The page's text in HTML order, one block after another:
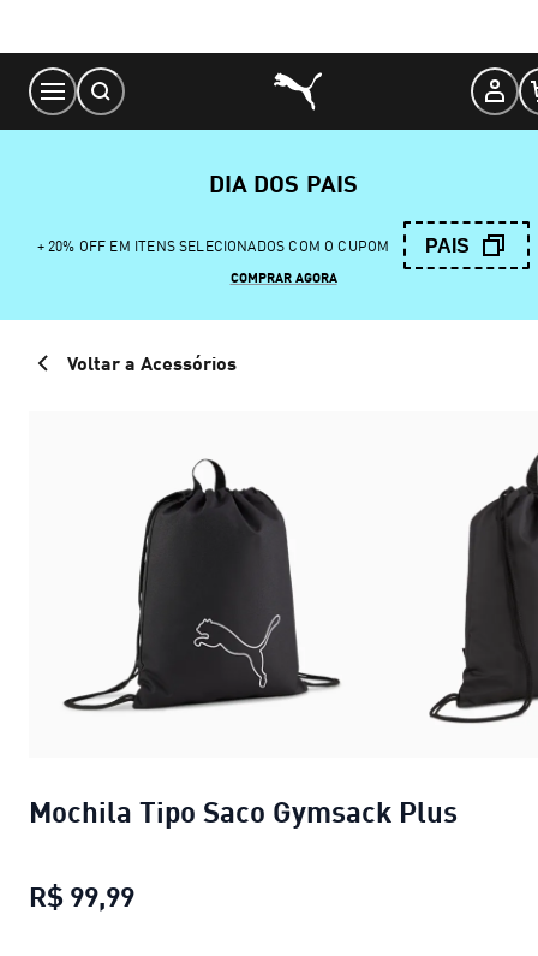
Content
DIA DOS PAIS
+ 20% OFF EM ITENS SELECIONADOS COM O CUPOM PAIS
COMPRAR AGORA
Voltar a Acessórios
Mochila Tipo Saco Gymsack Plus
R$ 99,99